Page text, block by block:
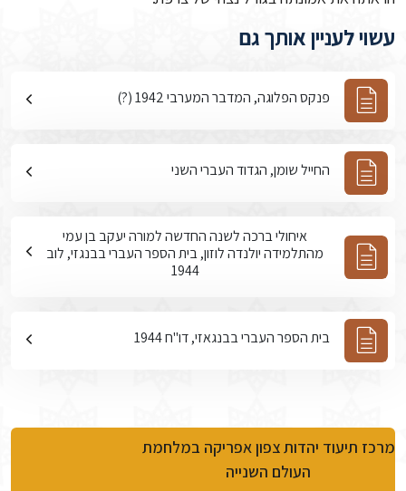
עשוי לעניין אותך גם
פנקס הפלוגה, המדבר המערבי 1942 (?)
החייל שומן, הגדוד העברי השני
איחולי ברכה לשנה החדשה למורה יעקב בן עמי
מהתלמידה יולנדה לוזון, בית הספר העברי בבנגזי, לוב
1944
בית הספר העברי בבנגאזי, דו"ח 1944
מרכז תיעוד יהדות צפון אפריקה במלחמת
העולם השנייה